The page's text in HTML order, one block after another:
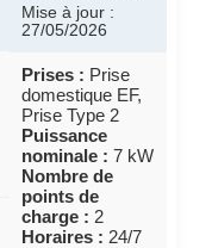
Mise à jour :
27/05/2026
Prises : Prise
domestique EF,
Prise Type 2
Puissance
nominale : 7 kW
Nombre de
points de
charge : 2
Horaires : 24/7